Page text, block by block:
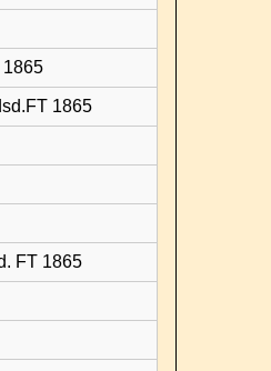
1865
1865
FT 1865